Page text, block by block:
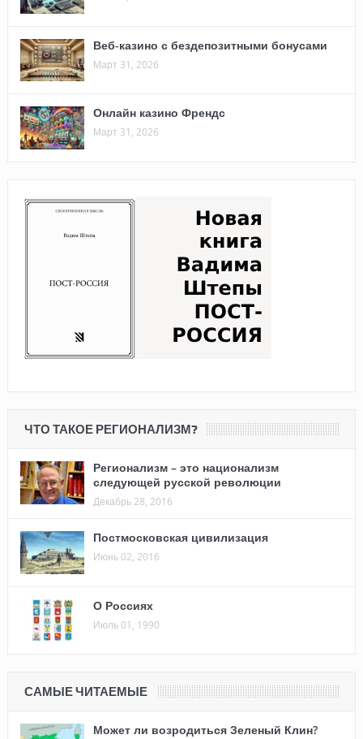
Веб-казино с бездепозитными бонусами
Март 31, 2026
Онлайн казино Френдс
Март 31, 2026
ЧТО ТАКОЕ РЕГИОНАЛИЗМ?
Регионализм – это национализм
следующей русской революции
Декабрь 28, 2016
Постмосковская цивилизация
Июнь 02, 2016
О Россиях
Июль 01, 1990
САМЫЕ ЧИТАЕМЫЕ
Может ли возродиться Зеленый Клин?